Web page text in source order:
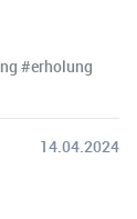
#erholung
14.04.2024